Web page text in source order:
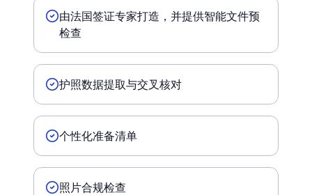
由法国签证专家打造，并提供智能文件预
检查
护照数据提取与交叉核对
个性化准备清单
照片合规检查